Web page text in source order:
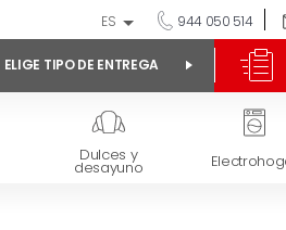
ES 944 050 514
ELIGE TIPO DE ENTREGA
Dulces y
desayuno